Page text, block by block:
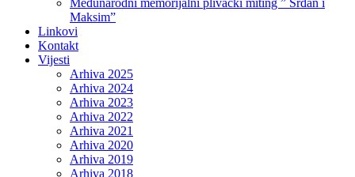
Međunarodni memorijalni plivački miting ” Srđan i
Maksim”
Linkovi
Kontakt
Vijesti
Arhiva 2025
Arhiva 2024
Arhiva 2023
Arhiva 2022
Arhiva 2021
Arhiva 2020
Arhiva 2019
Arhiva 2018